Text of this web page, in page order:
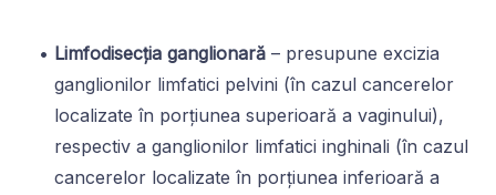
Limfodisecția ganglionară – presupune excizia
ganglionilor limfatici pelvini (în cazul cancerelor
localizate în porțiunea superioară a vaginului),
respectiv a ganglionilor limfatici inghinali (în cazul
cancerelor localizate în porțiunea inferioară a